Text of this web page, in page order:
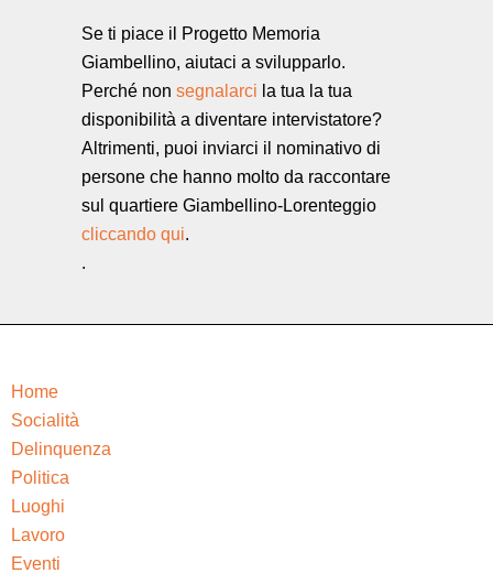
Se ti piace il Progetto Memoria
Giambellino, aiutaci a svilupparlo.
Perché non segnalarci la tua la tua
disponibilità a diventare intervistatore?
Altrimenti, puoi inviarci il nominativo di
persone che hanno molto da raccontare
sul quartiere Giambellino-Lorenteggio
cliccando qui.
.
Home
Socialità
Delinquenza
Politica
Luoghi
Lavoro
Eventi